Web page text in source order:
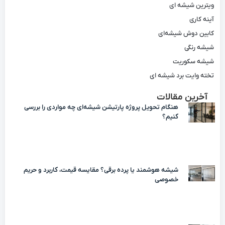
ویترین شیشه ای
آینه کاری
کابین دوش شیشه‌ای
شیشه رنگی
شیشه سکوریت
تخته وایت برد شیشه ای
آخرین مقالات
هنگام تحویل پروژه پارتیشن شیشه‌ای چه مواردی را بررسی
کنیم؟
شیشه هوشمند یا پرده برقی؟ مقایسه قیمت، کاربرد و حریم
خصوصی